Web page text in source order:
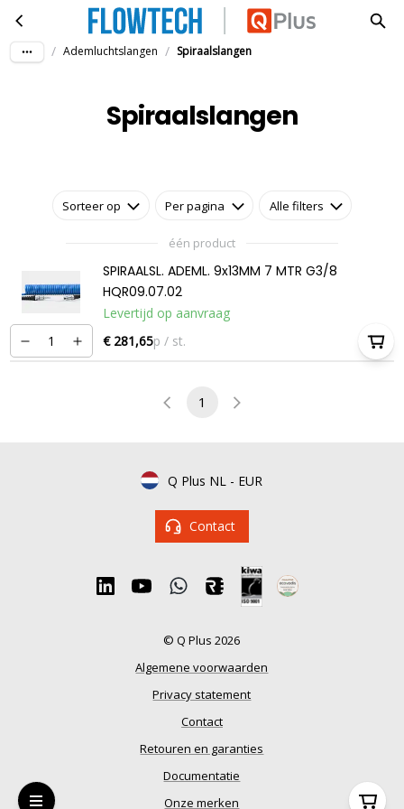
Ga naar hoofdinhoud Spiraalslangen
/ Ademluchtslangen / Spiraalslangen
Spiraalslangen
Sorteer op Per pagina Alle filters
één product
SPIRAALSL. ADEML. 9x13MM 7 MTR G3/8
HQR09.07.02
Levertijd op aanvraag
€ 281,65p / st.
1
Q Plus NL - EUR
Contact
© Q Plus 2026
Algemene voorwaarden
Privacy statement
Contact
Retouren en garanties
Documentatie
Onze merken